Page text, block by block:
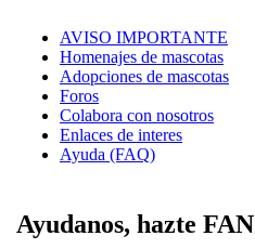
AVISO IMPORTANTE
Homenajes de mascotas
Adopciones de mascotas
Foros
Colabora con nosotros
Enlaces de interes
Ayuda (FAQ)
Ayudanos, hazte FAN